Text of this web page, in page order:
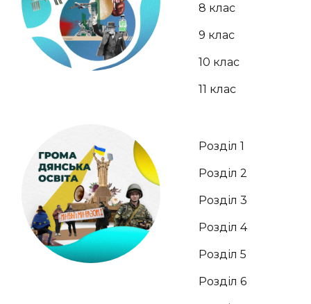
8 клас
9 клас
10 клас
11 клас
Розділ 1
Розділ 2
Розділ 3
Розділ 4
Розділ 5
Розділ 6